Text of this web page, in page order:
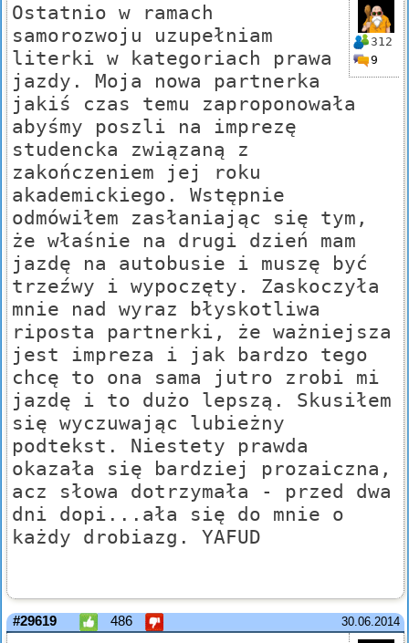
312
9
Ostatnio w ramach
samorozwoju uzupełniam
literki w kategoriach prawa
jazdy. Moja nowa partnerka
jakiś czas temu zaproponowała
abyśmy poszli na imprezę
studencka związaną z
zakończeniem jej roku
akademickiego. Wstępnie
odmówiłem zasłaniając się tym,
że właśnie na drugi dzień mam
jazdę na autobusie i muszę być
trzeźwy i wypoczęty. Zaskoczyła
mnie nad wyraz błyskotliwa
riposta partnerki, że ważniejsza
jest impreza i jak bardzo tego
chcę to ona sama jutro zrobi mi
jazdę i to dużo lepszą. Skusiłem
się wyczuwając lubieżny
podtekst. Niestety prawda
okazała się bardziej prozaiczna,
acz słowa dotrzymała - przed dwa
dni dopi...ała się do mnie o
każdy drobiazg. YAFUD
30.06.2014
#29619 486